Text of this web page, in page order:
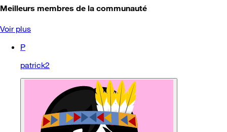
Meilleurs membres de la communauté
Voir plus
P
patrick2